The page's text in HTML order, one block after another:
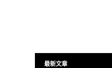
最新文章